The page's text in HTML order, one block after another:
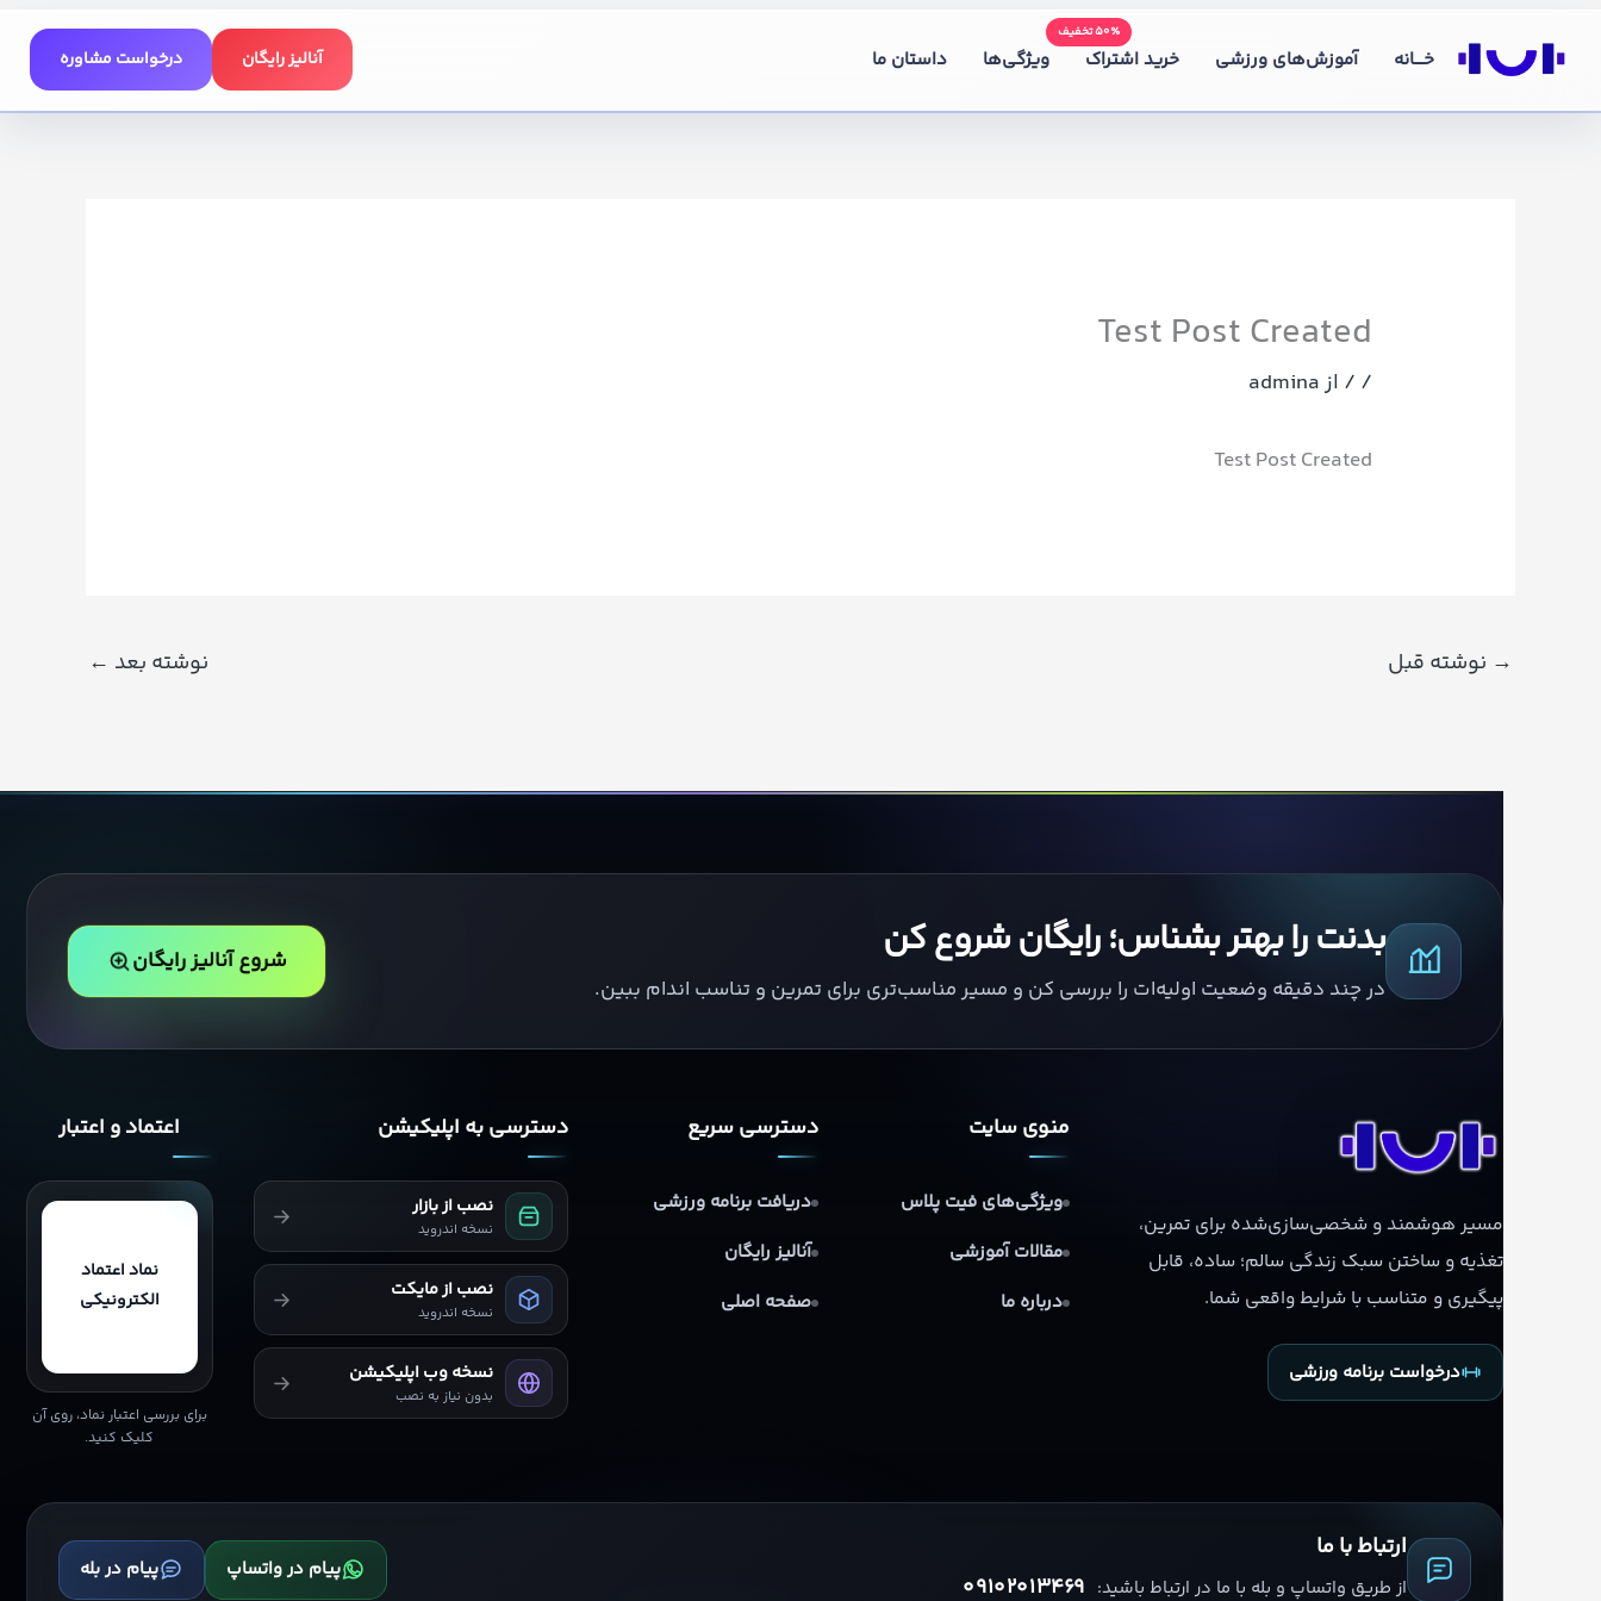
خــــانه آموزش‌های ورزشی خرید اشتراک
۵۰٪ تخفیف
ویژگی‌ها داستان ما آنالیز رایگان درخواست مشاوره
Test Post Created
/ / ازadmina
Test Post Created
→ نوشته قبل نوشته بعد ←
بدنت را بهتر بشناس؛ رایگان شروع کن
در چند دقیقه وضعیت اولیه‌ات را بررسی کن و مسیر مناسب‌تری برای تمرین و تناسب اندام ببین.
شروع آنالیز رایگان
مسیر هوشمند و شخصی‌سازی‌شده برای تمرین،
تغذیه و ساختن سبک زندگی سالم؛ ساده، قابل
پیگیری و متناسب با شرایط واقعی شما.
درخواست برنامه ورزشی
منوی سایت
ویژگی‌های فیت پلاس
مقالات آموزشی
درباره ما
دسترسی سریع
دریافت برنامه ورزشی
آنالیز رایگان
صفحه اصلی
دسترسی به اپلیکیشن
نصب از بازار
نسخه اندروید
نصب از مایکت
نسخه اندروید
نسخه وب اپلیکیشن
بدون نیاز به نصب
اعتماد و اعتبار
نماد اعتماد
الکترونیکی
برای بررسی اعتبار نماد، روی آن
کلیک کنید.
ارتباط با ما
از طریق واتساپ و بله با ما در ارتباط باشید: 09102013469
پیام در واتساپ پیام در بله